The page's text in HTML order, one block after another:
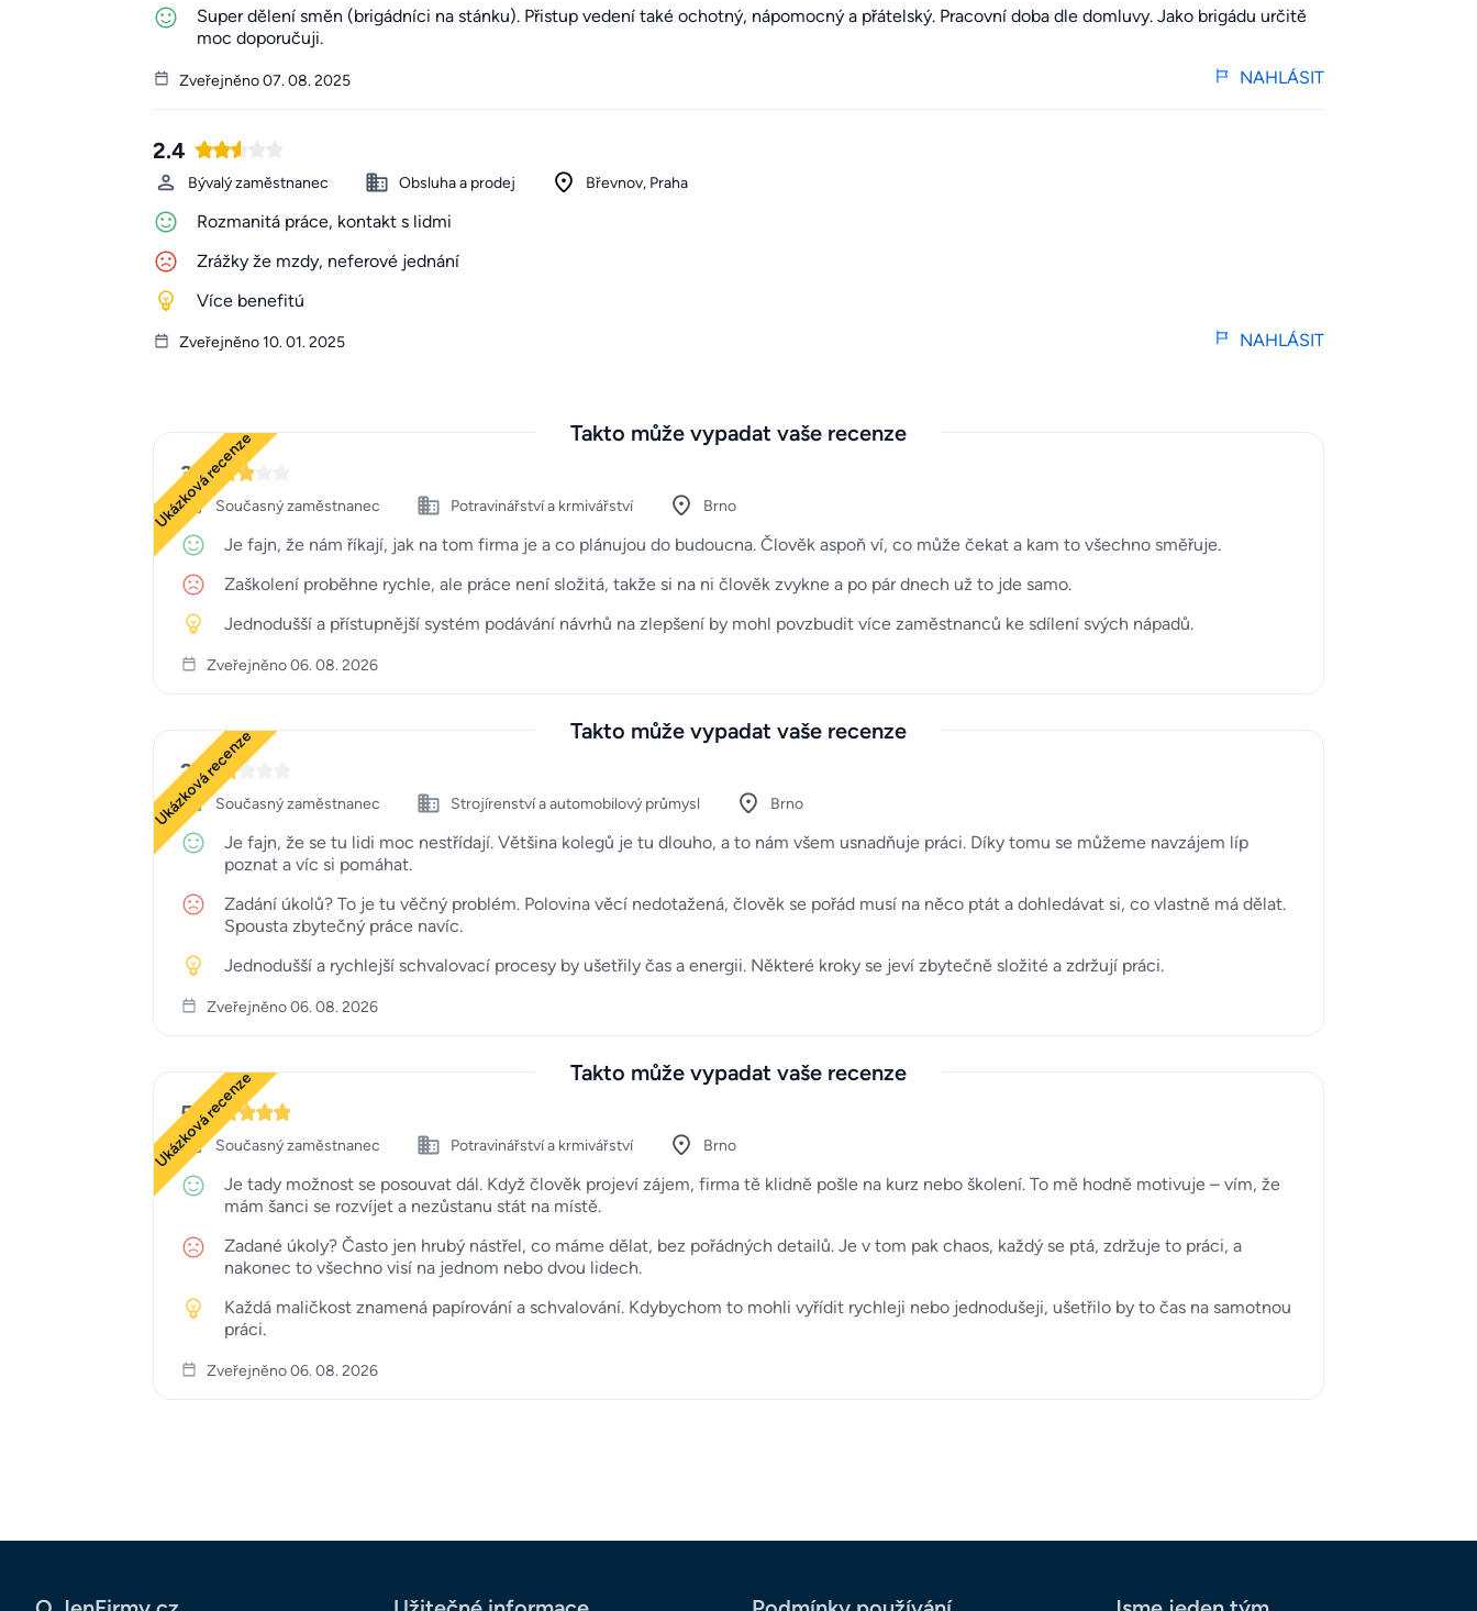
Super dělení směn (brigádníci na stánku). Přistup vedení také ochotný, nápomocný a přátelský. Pracovní doba dle domluvy. Jako brigádu určitě
moc doporučuji.
Zveřejněno 07. 08. 2025 NAHLÁSIT
2.4
Bývalý zaměstnanec Obsluha a prodej Břevnov, Praha
Rozmanitá práce, kontakt s lidmi
Zrážky že mzdy, neferové jednání
Více benefitú
Zveřejněno 10. 01. 2025 NAHLÁSIT
Takto může vypadat vaše recenze
Ukázková recenze
3
Současný zaměstnanec Potravinářství a krmivářství Brno
Je fajn, že nám říkají, jak na tom firma je a co plánujou do budoucna. Člověk aspoň ví, co může čekat a kam to všechno směřuje.
Zaškolení proběhne rychle, ale práce není složitá, takže si na ni člověk zvykne a po pár dnech už to jde samo.
Jednodušší a přístupnější systém podávání návrhů na zlepšení by mohl povzbudit více zaměstnanců ke sdílení svých nápadů.
Zveřejněno 06. 08. 2026
Takto může vypadat vaše recenze
Ukázková recenze
2
Současný zaměstnanec Strojírenství a automobilový průmysl Brno
Je fajn, že se tu lidi moc nestřídají. Většina kolegů je tu dlouho, a to nám všem usnadňuje práci. Díky tomu se můžeme navzájem líp
poznat a víc si pomáhat.
Zadání úkolů? To je tu věčný problém. Polovina věcí nedotažená, člověk se pořád musí na něco ptát a dohledávat si, co vlastně má dělat.
Spousta zbytečný práce navíc.
Jednodušší a rychlejší schvalovací procesy by ušetřily čas a energii. Některé kroky se jeví zbytečně složité a zdržují práci.
Zveřejněno 06. 08. 2026
Takto může vypadat vaše recenze
Ukázková recenze
5
Současný zaměstnanec Potravinářství a krmivářství Brno
Je tady možnost se posouvat dál. Když člověk projeví zájem, firma tě klidně pošle na kurz nebo školení. To mě hodně motivuje – vím, že
mám šanci se rozvíjet a nezůstanu stát na místě.
Zadané úkoly? Často jen hrubý nástřel, co máme dělat, bez pořádných detailů. Je v tom pak chaos, každý se ptá, zdržuje to práci, a
nakonec to všechno visí na jednom nebo dvou lidech.
Každá maličkost znamená papírování a schvalování. Kdybychom to mohli vyřídit rychleji nebo jednodušeji, ušetřilo by to čas na samotnou
práci.
Zveřejněno 06. 08. 2026